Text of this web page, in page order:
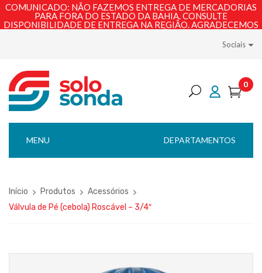
COMUNICADO: NÃO FAZEMOS ENTREGA DE MERCADORIAS
PARA FORA DO ESTADO DA BAHIA. CONSULTE
DISPONIBILIDADE DE ENTREGA NA REGIÃO. AGRADECEMOS
Sociais
0
DEPARTAMENTOS
MENU
Início Produtos
Acessórios
Válvula de Pé (cebola) Roscável – 3/4″